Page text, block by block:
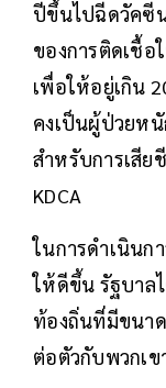
ปีขึ้นไปฉีดวัคซี
ของการติดเชื้อ
เพื่อให้อยู่เกิน
คงเป็นผู้ป่วยห
สำหรับการเสีย
KDCA
ในการดำเนิน
ให้ดีขึ้น รัฐบาล
ท้องถิ่นที่มีขนา
ต่อตัวกับพวกเข